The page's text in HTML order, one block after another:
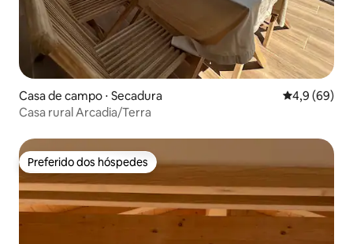
Casa de campo ⋅ Secadura 4,9 de uma
4,9 (69)
Casa rural Arcadia/Terra
Preferido dos hóspedes
Preferido dos hóspedes